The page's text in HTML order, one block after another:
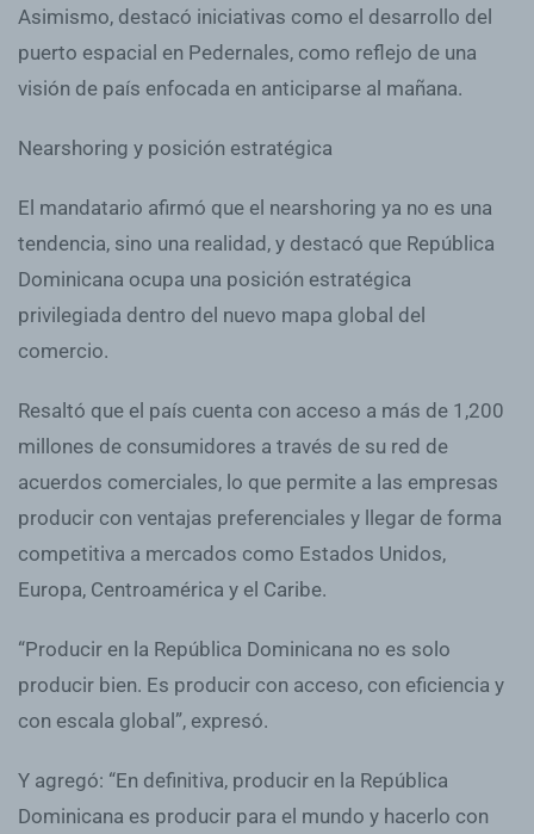
Asimismo, destacó iniciativas como el desarrollo del
puerto espacial en Pedernales, como reflejo de una
visión de país enfocada en anticiparse al mañana.
Nearshoring y posición estratégica
El mandatario afirmó que el nearshoring ya no es una
tendencia, sino una realidad, y destacó que República
Dominicana ocupa una posición estratégica
privilegiada dentro del nuevo mapa global del
comercio.
Resaltó que el país cuenta con acceso a más de 1,200
millones de consumidores a través de su red de
acuerdos comerciales, lo que permite a las empresas
producir con ventajas preferenciales y llegar de forma
competitiva a mercados como Estados Unidos,
Europa, Centroamérica y el Caribe.
“Producir en la República Dominicana no es solo
producir bien. Es producir con acceso, con eficiencia y
con escala global”, expresó.
Y agregó: “En definitiva, producir en la República
Dominicana es producir para el mundo y hacerlo con